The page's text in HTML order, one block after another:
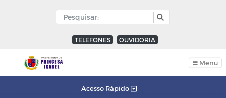
TELEFONES OUVIDORIA
Menu
Acesso Rápido